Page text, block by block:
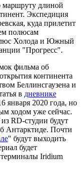
маршруту длиной
Экспедиция
куда прилетит
полюсам
Холода и Южный
"Прогресс".
фильма об
континента
Беллинсгаузена и
в дневнике
января 2020 года, но
ходом уже сейчас.
RD-студии будут
Антарктиде. Почти
" будут выходить
будет
терминалы Iridium